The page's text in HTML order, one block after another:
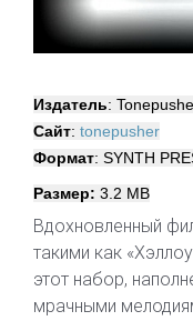
Издатель:
Сайт: tonepusher
Формат: SYNTH
Размер: 3.2 МВ
Вдохновленный
такими как
этот набор,
мрачными